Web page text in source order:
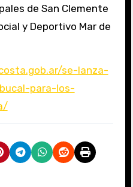
de San Clemente
y Deportivo Mar de
se-lanza-
para-los-